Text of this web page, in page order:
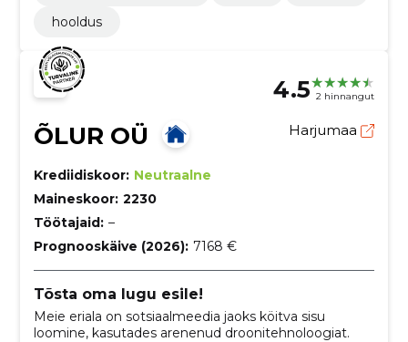
hooldus
4.5 2 hinnangut
ÕLUR OÜ Harjumaa
Krediidiskoor: Neutraalne
Maineskoor: 2230
Töötajaid: –
Prognooskäive (2026): 7168 €
Tõsta oma lugu esile!
Meie eriala on sotsiaalmeedia jaoks köitva sisu
loomine, kasutades arenenud droonitehnoloogiat.